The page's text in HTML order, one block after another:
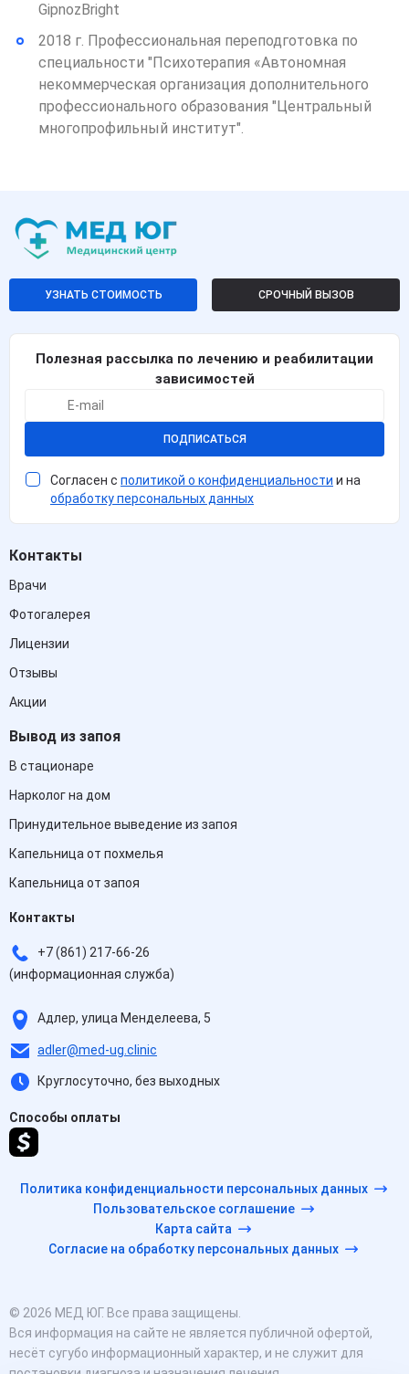
GipnozBright
2018 г. Профессиональная переподготовка по
специальности "Психотерапия «Автономная
некоммерческая организация дополнительного
профессионального образования "Центральный
многопрофильный институт".
УЗНАТЬ СТОИМОСТЬ СРОЧНЫЙ ВЫЗОВ
Полезная рассылка по лечению и реабилитации
зависимостей
ПОДПИСАТЬСЯ
Согласен с политикой о конфиденциальности и на
обработку персональных данных
Контакты
Врачи
Фотогалерея
Лицензии
Отзывы
Акции
Вывод из запоя
В стационаре
Нарколог на дом
Принудительное выведение из запоя
Капельница от похмелья
Капельница от запоя
Контакты
+7 (861) 217-66-26
(информационная служба)
Адлер, улица Менделеева, 5
adler@med-ug.clinic
Круглосуточно, без выходных
Способы оплаты
Политика конфиденциальности персональных данных
Пользовательское соглашение
Карта сайта
Согласие на обработку персональных данных
© 2026 МЕД ЮГ. Все права защищены.
Вся информация на сайте не является публичной офертой,
несёт сугубо информационный характер, и не служит для